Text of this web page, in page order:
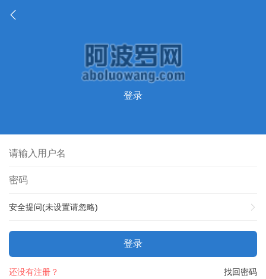
登录
安全提问(未设置请忽略)
登录
找回密码
还没有注册？